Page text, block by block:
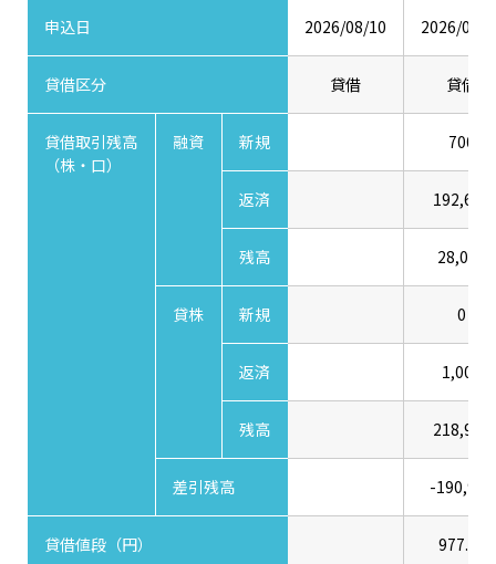
申込日 2026/08/10 2026/08/
貸借区分 貸借 貸借
貸借取引残高
（株・口）
融資 新規 700
返済 192,600
残高 28,000
貸株 新規 0
返済 1,000
残高 218,900
差引残高 -190,900
貸借値段（円） 977.00